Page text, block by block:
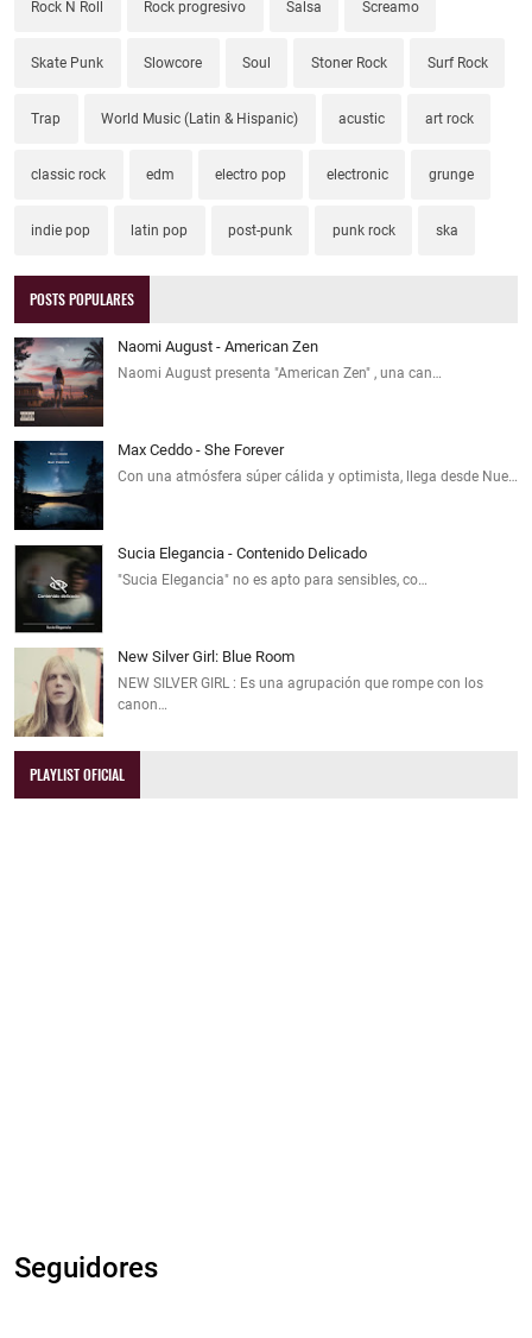
Rock N Roll Rock progresivo Salsa Screamo
Skate Punk Slowcore Soul Stoner Rock Surf Rock
Trap World Music (Latin & Hispanic) acustic art rock
classic rock edm electro pop electronic grunge
indie pop latin pop post-punk punk rock ska
POSTS POPULARES
Naomi August - American Zen
Naomi August presenta "American Zen" , una can…
Max Ceddo - She Forever
Con una atmósfera súper cálida y optimista, llega desde Nue…
Sucia Elegancia - Contenido Delicado
"Sucia Elegancia" no es apto para sensibles, co…
New Silver Girl: Blue Room
NEW SILVER GIRL : Es una agrupación que rompe con los
canon…
PLAYLIST OFICIAL
Seguidores